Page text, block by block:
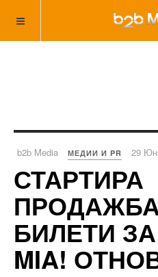
b2b Media МЕДИИ И PR 29
СТАРТИРА
БИЛЕТИ ЗА
MIA!